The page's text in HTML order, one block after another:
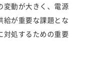
変動が大きく、電源
給が重要な課題とな
対処するための重要